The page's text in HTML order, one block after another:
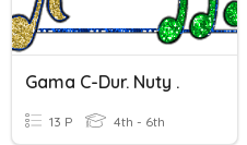
Gama C-Dur. Nuty .
13 P 4th - 6th